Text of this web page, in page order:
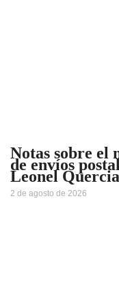
Notas sobre el
de envíos
Leonel Quercia
2 de agosto de 2026